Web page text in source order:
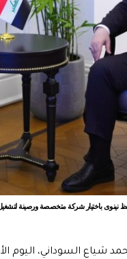
نينوى باختيار شركة متخصصة ورصينة
شياع السوداني، اليوم